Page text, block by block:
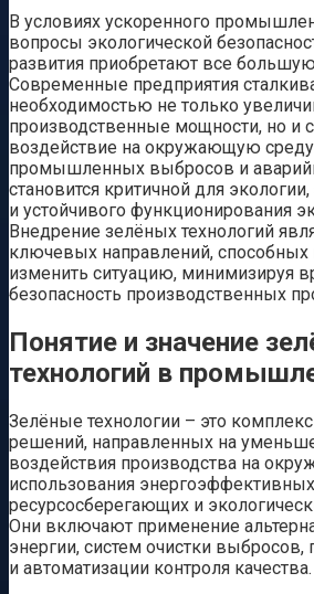
В условиях ускоренного
вопросы экологической
развития приобретают все
Современные предприятия
необходимостью не только
производственные мощности, но и
воздействие на окружающую
промышленных выбросов и
становится критичной для
и устойчивого функционирования
Внедрение зелёных технологий
ключевых направлений, способных
изменить ситуацию, минимизируя
безопасность производственных
Понятие и значение
технологий в
Зелёные технологии – это
решений, направленных на
воздействия производства на
использования
ресурсосберегающих и
Они включают применение
энергии, систем очистки выбросов,
и автоматизации контроля качества.